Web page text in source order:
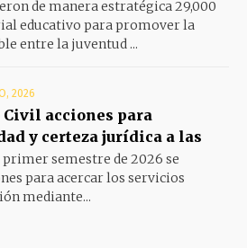
de manera estratégica 29,000
educativo para promover la
entre la juventud ...
2026
Civil acciones para
y certeza jurídica a las
semestre de 2026 se
para acercar los servicios
mediante...